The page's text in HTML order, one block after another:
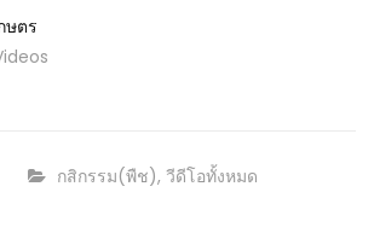
ษตร
CATEGORY:
กสิกรรม(พืช), วีดีโอทั้งหมด